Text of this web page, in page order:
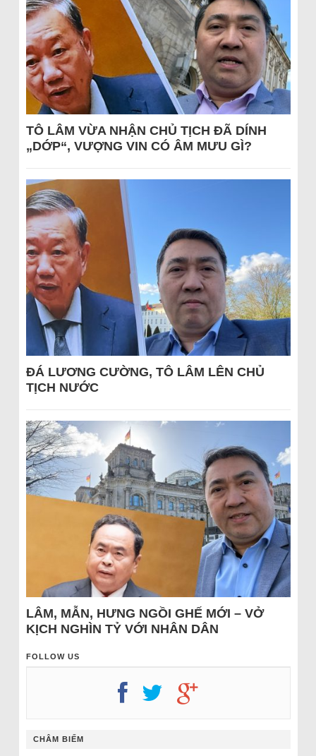
TÔ LÂM VỪA NHẬN CHỦ TỊCH ĐÃ DÍNH
„DỚP“, VƯỢNG VIN CÓ ÂM MƯU GÌ?
ĐÁ LƯƠNG CƯỜNG, TÔ LÂM LÊN CHỦ
TỊCH NƯỚC
LÂM, MẪN, HƯNG NGỒI GHẾ MỚI – VỞ
KỊCH NGHÌN TỶ VỚI NHÂN DÂN
FOLLOW US
CHÂM BIẾM